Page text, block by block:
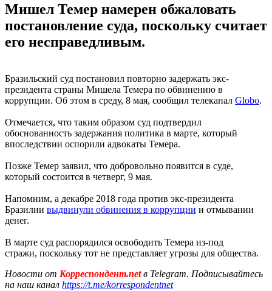
Мишел Темер намерен обжаловать
постановление суда, поскольку считает
его несправедливым.
Бразильский суд постановил повторно задержать экс-
президента страны Мишела Темера по обвинению в
коррупции. Об этом в среду, 8 мая, сообщил телеканал Globo.
Отмечается, что таким образом суд подтвердил
обоснованность задержания политика в марте, который
впоследствии оспорили адвокаты Темера.
Позже Темер заявил, что добровольно появится в суде,
который состоится в четверг, 9 мая.
Напомним, а декабре 2018 года против экс-президента
Бразилии выдвинули обвинения в коррупции и отмывании
денег.
В марте суд распорядился освободить Темера из-под
стражи, поскольку тот не представляет угрозы для общества.
Новости от Корреспондент.netв Telegram. Подписывайтесь
на наш канал https://t.me/korrespondentnet